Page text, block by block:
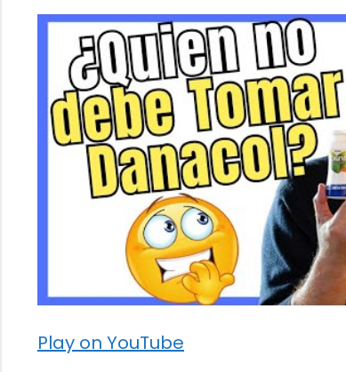
Play on YouTube